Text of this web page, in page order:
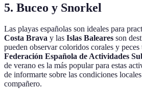
5. Buceo y Snorkel
Las playas españolas son ideales para
Costa Brava y las Islas Baleares son
pueden observar coloridos corales y
Federación Española de Actividades
de verano es la más popular para estas
de informarte sobre las condiciones
compañero.